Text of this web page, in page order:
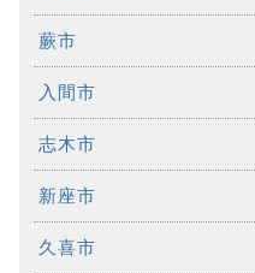
蕨市
入間市
志木市
新座市
久喜市